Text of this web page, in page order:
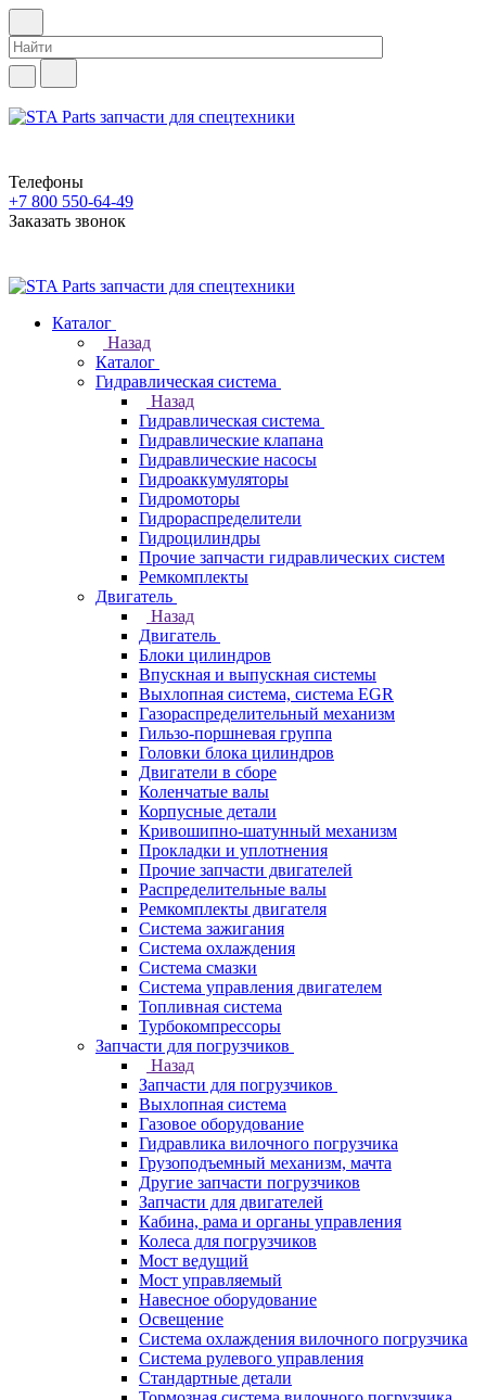
Телефоны
+7 800 550-64-49
Заказать звонок
Каталог
Назад
Каталог
Гидравлическая система
Назад
Гидравлическая система
Гидравлические клапана
Гидравлические насосы
Гидроаккумуляторы
Гидромоторы
Гидрораспределители
Гидроцилиндры
Прочие запчасти гидравлических систем
Ремкомплекты
Двигатель
Назад
Двигатель
Блоки цилиндров
Впускная и выпускная системы
Выхлопная система, система EGR
Газораспределительный механизм
Гильзо-поршневая группа
Головки блока цилиндров
Двигатели в сборе
Коленчатые валы
Корпусные детали
Кривошипно-шатунный механизм
Прокладки и уплотнения
Прочие запчасти двигателей
Распределительные валы
Ремкомплекты двигателя
Система зажигания
Система охлаждения
Система смазки
Система управления двигателем
Топливная система
Турбокомпрессоры
Запчасти для погрузчиков
Назад
Запчасти для погрузчиков
Выхлопная система
Газовое оборудование
Гидравлика вилочного погрузчика
Грузоподъемный механизм, мачта
Другие запчасти погрузчиков
Запчасти для двигателей
Кабина, рама и органы управления
Колеса для погрузчиков
Мост ведущий
Мост управляемый
Навесное оборудование
Освещение
Система охлаждения вилочного погрузчика
Система рулевого управления
Стандартные детали